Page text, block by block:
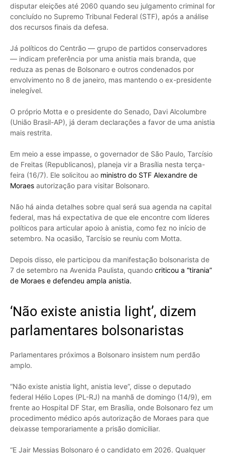
disputar eleições até 2060 quando seu julgamento criminal for
concluído no Supremo Tribunal Federal (STF), após a análise
dos recursos finais da defesa.
Já políticos do Centrão — grupo de partidos conservadores
— indicam preferência por uma anistia mais branda, que
reduza as penas de Bolsonaro e outros condenados por
envolvimento no 8 de janeiro, mas mantendo o ex-presidente
inelegível.
O próprio Motta e o presidente do Senado, Davi Alcolumbre
(União Brasil-AP), já deram declarações a favor de uma anistia
mais restrita.
Em meio a esse impasse, o governador de São Paulo, Tarcísio
de Freitas (Republicanos), planeja vir a Brasília nesta terça-
feira (16/7). Ele solicitou ao ministro do STF Alexandre de
Moraes autorização para visitar Bolsonaro.
Não há ainda detalhes sobre qual será sua agenda na capital
federal, mas há expectativa de que ele encontre com líderes
políticos para articular apoio à anistia, como fez no início de
setembro. Na ocasião, Tarcísio se reuniu com Motta.
Depois disso, ele participou da manifestação bolsonarista de
7 de setembro na Avenida Paulista, quando criticou a “tirania”
de Moraes e defendeu ampla anistia.
‘Não existe anistia light’, dizem
parlamentares bolsonaristas
Parlamentares próximos a Bolsonaro insistem num perdão
amplo.
“Não existe anistia light, anistia leve”, disse o deputado
federal Hélio Lopes (PL-RJ) na manhã de domingo (14/9), em
frente ao Hospital DF Star, em Brasília, onde Bolsonaro fez um
procedimento médico após autorização de Moraes para que
deixasse temporariamente a prisão domiciliar.
“E Jair Messias Bolsonaro é o candidato em 2026. Qualquer